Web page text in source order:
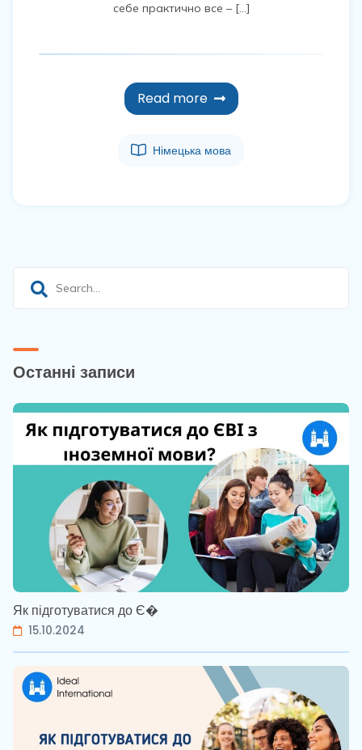
себе практично все – […]
Read more
Німецька мова
Останні записи
Як підготуватися до Є�
15.10.2024